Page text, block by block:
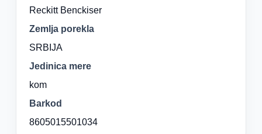
Reckitt Benckiser
Zemlja porekla
SRBIJA
Jedinica mere
kom
Barkod
8605015501034